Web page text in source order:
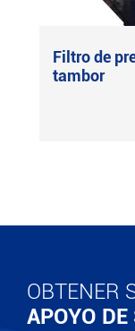
Filtro de
tambor
OBTENER
APOYO